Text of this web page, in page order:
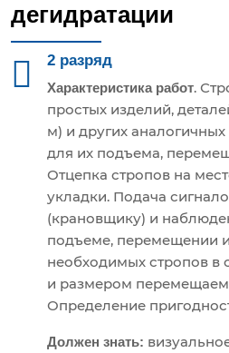
дегидратации
2 разряд
Характеристика работ.
простых изделий,
м) и других
для их подъема,
Отцепка стропов на
укладки. Подача
(крановщику) и
подъеме, перемещении
необходимых стропов в
и размером
Определение
Должен знать: